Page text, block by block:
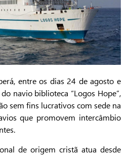
entre os dias 24 de agosto e
navio biblioteca “Logos Hope”,
sem fins lucrativos com sede na
que promovem intercâmbio
de origem cristã atua desde